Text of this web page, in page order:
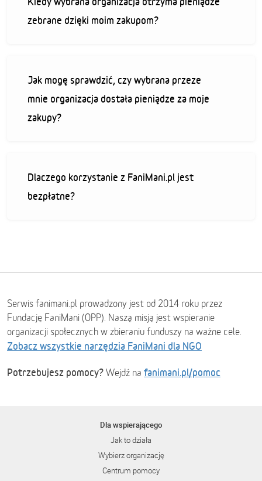
zebrane dzięki moim zakupom?
Jak mogę sprawdzić, czy wybrana przeze
mnie organizacja dostała pieniądze za moje
zakupy?
Dlaczego korzystanie z FaniMani.pl jest
bezpłatne?
Serwis fanimani.pl prowadzony jest od 2014 roku przez
Fundację FaniMani (OPP). Naszą misją jest wspieranie
organizacji społecznych w zbieraniu funduszy na ważne cele.
Zobacz wszystkie narzędzia FaniMani dla NGO
Potrzebujesz pomocy? Wejdź na fanimani.pl/pomoc
Dla wspierającego
Jak to działa
Wybierz organizację
Centrum pomocy